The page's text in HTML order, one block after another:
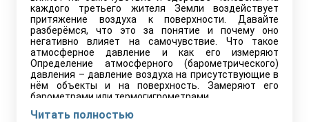
каждого третьего жителя Земли воздействует
притяжение воздуха к поверхности. Давайте
разберёмся, что это за понятие и почему оно
негативно влияет на самочувствие. Что такое
атмосферное давление и как его измеряют
Определение атмосферного (барометрического)
давления – давление воздуха на присутствующие в
нём объекты и на поверхность. Замеряют его
барометрами или термогигрометрами.
Читать полностью